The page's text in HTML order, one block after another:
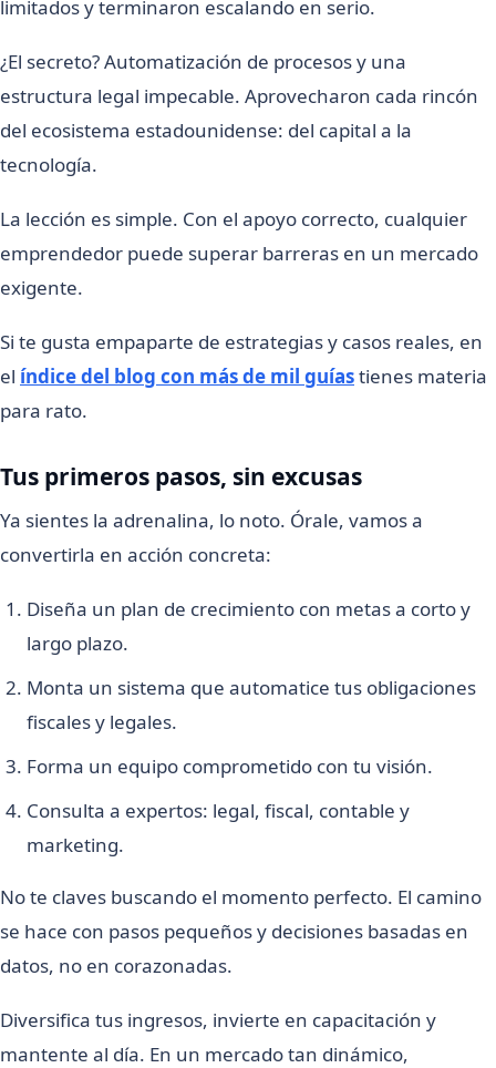
limitados y terminaron escalando en serio.
¿El secreto? Automatización de procesos y una
estructura legal impecable. Aprovecharon cada rincón
del ecosistema estadounidense: del capital a la
tecnología.
La lección es simple. Con el apoyo correcto, cualquier
emprendedor puede superar barreras en un mercado
exigente.
Si te gusta empaparte de estrategias y casos reales, en
el índice del blog con más de mil guíastienes materia
para rato.
Tus primeros pasos, sin excusas
Ya sientes la adrenalina, lo noto. Órale, vamos a
convertirla en acción concreta:
Diseña un plan de crecimiento con metas a corto y
largo plazo.
Monta un sistema que automatice tus obligaciones
fiscales y legales.
Forma un equipo comprometido con tu visión.
Consulta a expertos: legal, fiscal, contable y
marketing.
No te claves buscando el momento perfecto. El camino
se hace con pasos pequeños y decisiones basadas en
datos, no en corazonadas.
Diversifica tus ingresos, invierte en capacitación y
mantente al día. En un mercado tan dinámico,